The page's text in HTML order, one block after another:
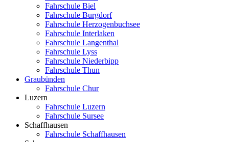
Fahrschule Biel
Fahrschule Burgdorf
Fahrschule Herzogenbuchsee
Fahrschule Interlaken
Fahrschule Langenthal
Fahrschule Lyss
Fahrschule Niederbipp
Fahrschule Thun
Graubünden
Fahrschule Chur
Luzern
Fahrschule Luzern
Fahrschule Sursee
Schaffhausen
Fahrschule Schaffhausen